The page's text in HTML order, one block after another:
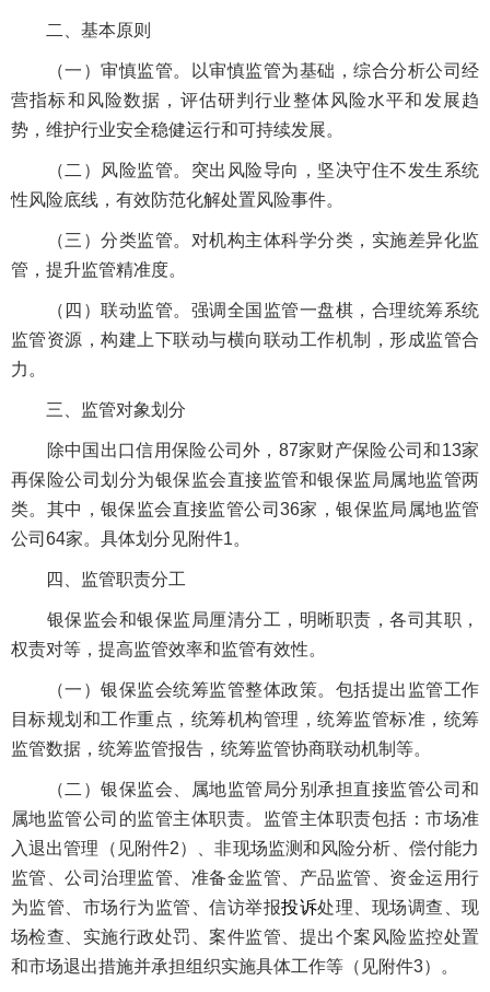
二、基本原则
（一）审慎监管。以审慎监管为基础，综合分析公司经
营指标和风险数据，评估研判行业整体风险水平和发展趋
势，维护行业安全稳健运行和可持续发展。
（二）风险监管。突出风险导向，坚决守住不发生系统
性风险底线，有效防范化解处置风险事件。
（三）分类监管。对机构主体科学分类，实施差异化监
管，提升监管精准度。
（四）联动监管。强调全国监管一盘棋，合理统筹系统
监管资源，构建上下联动与横向联动工作机制，形成监管合
力。
三、监管对象划分
除中国出口信用保险公司外，87家财产保险公司和13家
再保险公司划分为银保监会直接监管和银保监局属地监管两
类。其中，银保监会直接监管公司36家，银保监局属地监管
公司64家。具体划分见附件1。
四、监管职责分工
银保监会和银保监局厘清分工，明晰职责，各司其职，
权责对等，提高监管效率和监管有效性。
（一）银保监会统筹监管整体政策。包括提出监管工作
目标规划和工作重点，统筹机构管理，统筹监管标准，统筹
监管数据，统筹监管报告，统筹监管协商联动机制等。
（二）银保监会、属地监管局分别承担直接监管公司和
属地监管公司的监管主体职责。监管主体职责包括：市场准
入退出管理（见附件2）、非现场监测和风险分析、偿付能力
监管、公司治理监管、准备金监管、产品监管、资金运用行
为监管、市场行为监管、信访举报投诉处理、现场调查、现
场检查、实施行政处罚、案件监管、提出个案风险监控处置
和市场退出措施并承担组织实施具体工作等（见附件3）。